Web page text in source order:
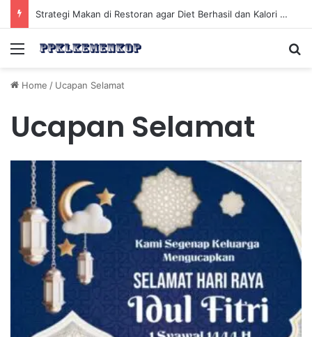
Strategi Makan di Restoran agar Diet Berhasil dan Kalori Tetap Terkontrol
Menu
Home / Ucapan Selamat
Ucapan Selamat